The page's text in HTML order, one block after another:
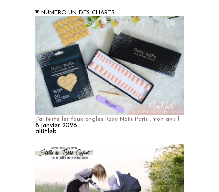
NUMERO UN DES CHARTS
J'ai testé les faux ongles Roxy Nails Paris : mon avis !
8 janvier 2026
alittleb